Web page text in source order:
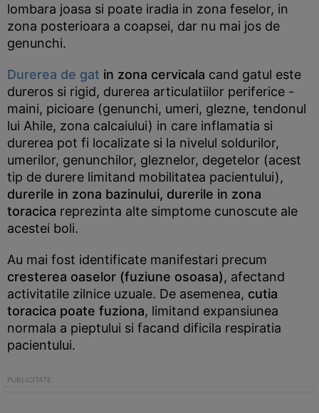
lombara joasa si poate iradia in zona feselor, in
zona posterioara a coapsei, dar nu mai jos de
genunchi.
Durerea de gat in zona cervicala cand gatul este
dureros si rigid, durerea articulatiilor periferice -
maini, picioare (genunchi, umeri, glezne, tendonul
lui Ahile, zona calcaiului) in care inflamatia si
durerea pot fi localizate si la nivelul soldurilor,
umerilor, genunchilor, gleznelor, degetelor (acest
tip de durere limitand mobilitatea pacientului),
durerile in zona bazinului, durerile in zona
toracica reprezinta alte simptome cunoscute ale
acestei boli.
Au mai fost identificate manifestari precum
cresterea oaselor (fuziune osoasa), afectand
activitatile zilnice uzuale. De asemenea, cutia
toracica poate fuziona, limitand expansiunea
normala a pieptului si facand dificila respiratia
pacientului.